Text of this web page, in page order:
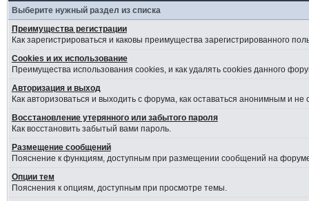
Выберите нужный раздел из списка
Преимущества регистрации
Как зарегистрироваться и каковы преимущества зарегистрированного
Cookies и их использование
Преимущества использования cookies, и как удалять cookies данного
Авторизация и выход
Как авторизоваться и выходить с форума, как оставаться анонимным и
Восстановление утерянного или забытого пароля
Как восстановить забытый вами пароль.
Размещение сообщений
Пояснение к функциям, доступным при размещении сообщений на
Опции тем
Пояснения к опциям, доступным при просмотре темы.